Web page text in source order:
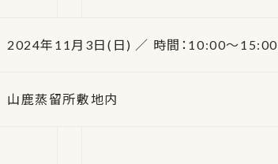
2024年11月3日(日) ／ 時間：10:00～15:00
山鹿蒸留所敷地内